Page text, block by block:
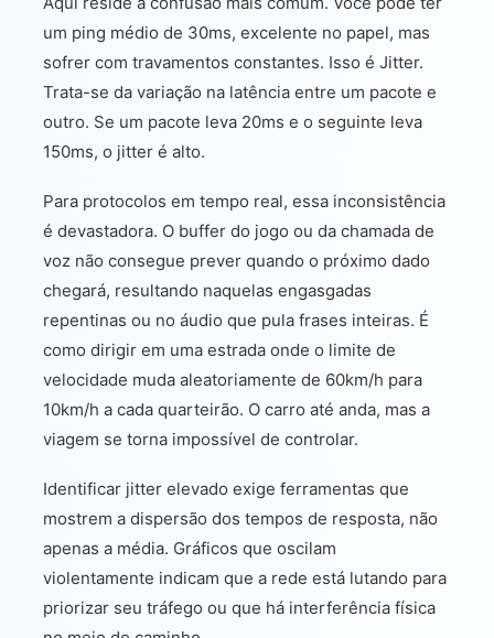
um ping médio de 30ms, excelente no papel, mas
sofrer com travamentos constantes. Isso é Jitter.
Trata-se da variação na latência entre um pacote e
outro. Se um pacote leva 20ms e o seguinte leva
150ms, o jitter é alto.
Para protocolos em tempo real, essa inconsistência
é devastadora. O buffer do jogo ou da chamada de
voz não consegue prever quando o próximo dado
chegará, resultando naquelas engasgadas
repentinas ou no áudio que pula frases inteiras. É
como dirigir em uma estrada onde o limite de
velocidade muda aleatoriamente de 60km/h para
10km/h a cada quarteirão. O carro até anda, mas a
viagem se torna impossível de controlar.
Identificar jitter elevado exige ferramentas que
mostrem a dispersão dos tempos de resposta, não
apenas a média. Gráficos que oscilam
violentamente indicam que a rede está lutando para
priorizar seu tráfego ou que há interferência física